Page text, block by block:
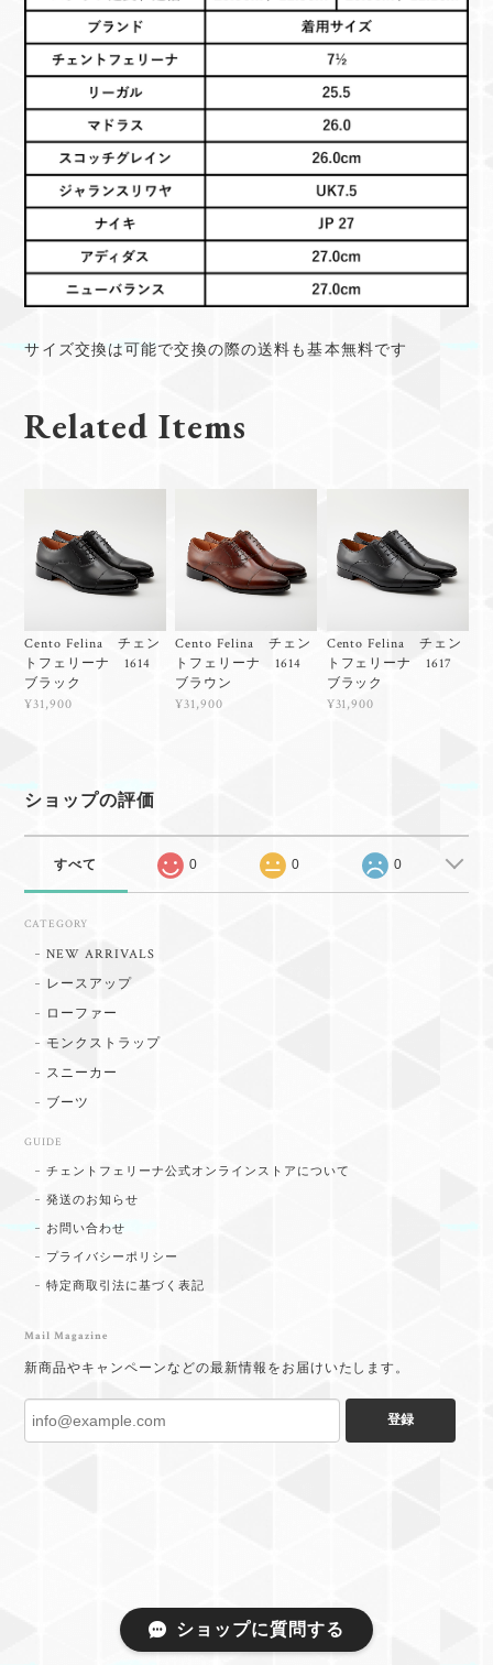
サイズ交換は可能で交換の際の送料も基本無料です
Related Items
Cento Felina チェン
トフェリーナ 1614
ブラック
¥31,900
Cento Felina チェン
トフェリーナ 1614
ブラウン
¥31,900
Cento Felina チェン
トフェリーナ 1617
ブラック
¥31,900
ショップの評価
すべて 0 0 0
CATEGORY
NEW ARRIVALS
レースアップ
ローファー
モンクストラップ
スニーカー
ブーツ
GUIDE
チェントフェリーナ公式オンラインストアについて
発送のお知らせ
お問い合わせ
プライバシーポリシー
特定商取引法に基づく表記
Mail Magazine
新商品やキャンペーンなどの最新情報をお届けいたします。
登録
ショップに質問する